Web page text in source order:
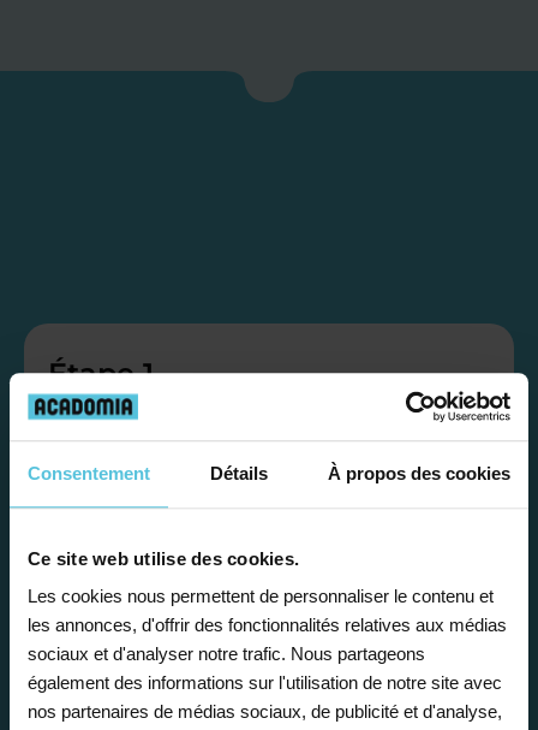
Consentement Détails À propos des cookies
Ce site web utilise des cookies.
Les cookies nous permettent de personnaliser le contenu et
les annonces, d'offrir des fonctionnalités relatives aux médias
sociaux et d'analyser notre trafic. Nous partageons
également des informations sur l'utilisation de notre site avec
nos partenaires de médias sociaux, de publicité et d'analyse,
Étape 1
Je vous propose un
bilan personnalisé
Gratuite et sans engagement, une
première étape pour faire le point sur
la situation scolaire de votre enfant, ses
besoins et vous préconiser la solution la
plus adaptée.